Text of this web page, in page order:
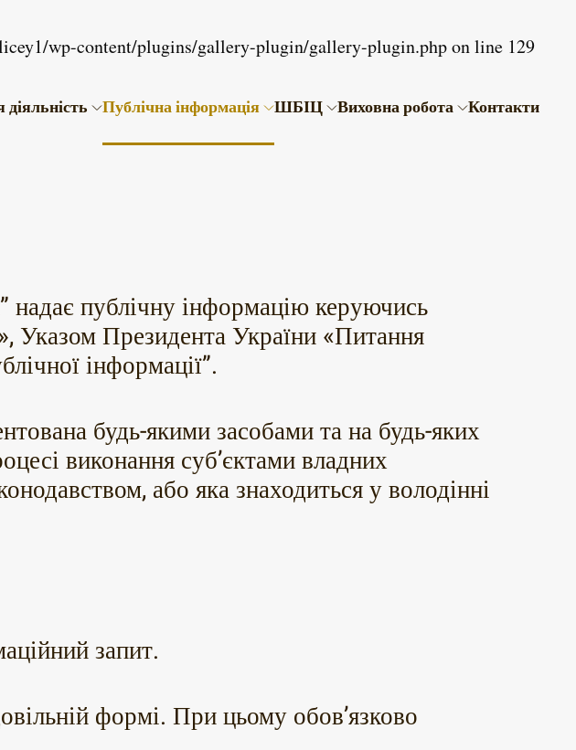
wp-content/plugins/gallery-plugin/gallery-plugin.phpon line 129
діяльність Публічна інформація ШБІЦ Виховна робота Контакти
надає публічну інформацію керуючись
Указом Президента України «Питання
інформації”.
будь-якими засобами та на будь-яких
виконання суб’єктами владних
або яка знаходиться у володінні
запит.
формі. При цьому обов’язково